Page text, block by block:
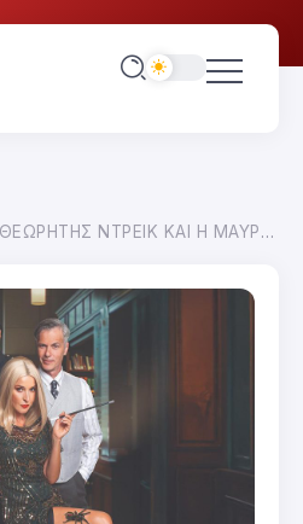
ΝΤΡΕΙΚ ΚΑΙ Η ΜΑΥΡΗ ΧΗΡΑ